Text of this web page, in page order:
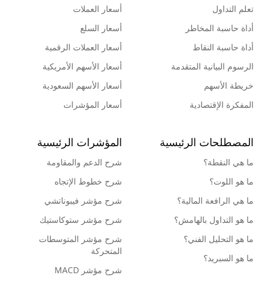
تعلم التداول
أداة حاسبة المخاطر
أداة حاسبة النقاط
الرسوم البيانية المتقدمة
خريطة الأسهم
المفكرة الإقتصادية
أسعار العملات
أسعار السلع
أسعار العملات الرقمية
أسعار الأسهم الأمريكية
أسعار الأسهم السعودية
أسعار المؤشرات
المصطلحات الرئيسية
ما هي النقطة؟
ما هو اللوت؟
ما هي الرافعة المالية؟
ما هو التداول بالهامش؟
ما هو التحليل الفني؟
ما هو السبريد؟
المؤشرات الرئيسية
شرح الدعم والمقاومة
شرح خطوط الإتجاه
شرح مؤشر فيبوناتشي
شرح مؤشر ستوكاستيك
شرح مؤشر المتوسطات
المتحركة
شرح مؤشر MACD